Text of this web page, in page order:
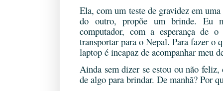
Ela, com um teste de gravidez em
do outro, propõe um brinde. Eu
computador, com a esperança de
transportar para o Nepal. Para fazer o
laptop é incapaz de acompanhar meu
Ainda sem dizer se estou ou não
de algo para brindar. De manhã? Por